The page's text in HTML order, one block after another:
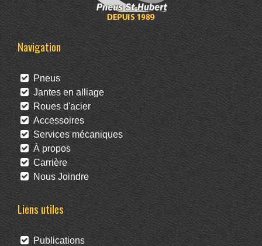
Navigation
Pneus
Jantes en alliage
Roues d'acier
Accessoires
Services mécaniques
À propos
Carrière
Nous Joindre
Liens utiles
Publications